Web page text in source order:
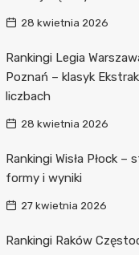
28 kwietnia 2026
Rankingi Legia
Poznań – klasyk
liczbach
28 kwietnia 2026
Rankingi Wisła Płock –
formy i wyniki
27 kwietnia 2026
Rankingi Raków